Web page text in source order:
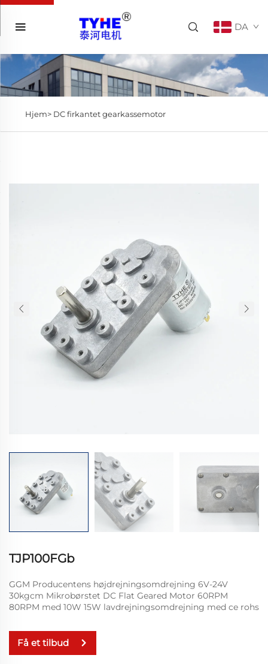
DA
Hjem> DC firkantet gearkassemotor
TJP100FGb
GGM Producentens højdrejningsomdrejning 6V-24V
30kgcm Mikrobørstet DC Flat Geared Motor 60RPM
80RPM med 10W 15W lavdrejningsomdrejning med ce rohs
Få et tilbud